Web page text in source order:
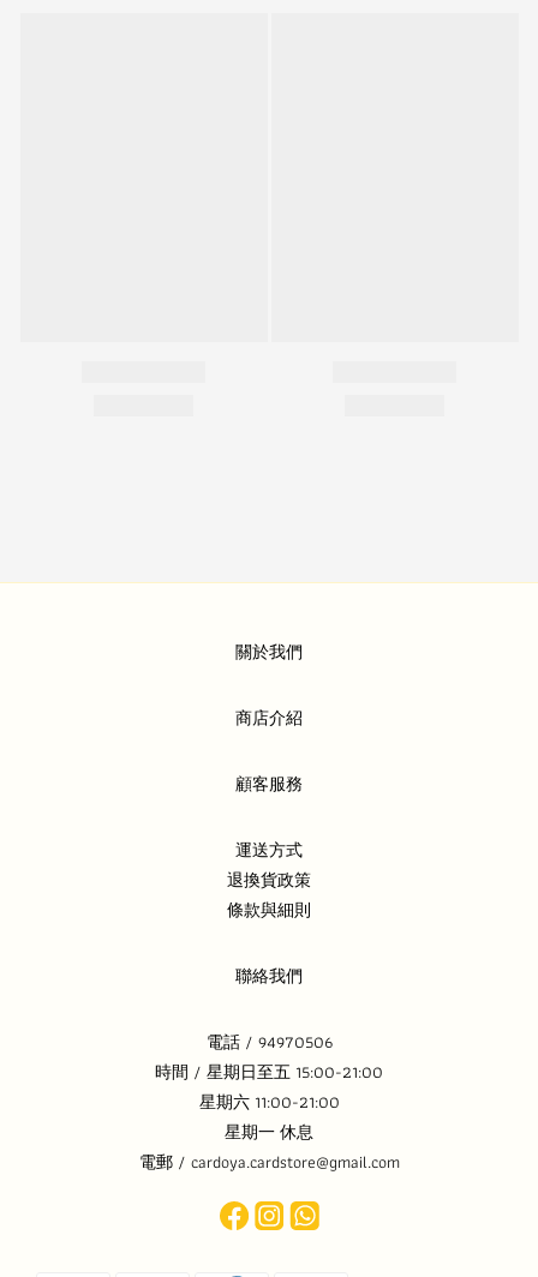
關於我們
商店介紹
顧客服務
運送方式
退換貨政策
條款與細則
聯絡我們
電話 / 94970506
時間 / 星期日至五 15:00-21:00
星期六 11:00-21:00
星期一 休息
電郵 / cardoya.cardstore@gmail.com